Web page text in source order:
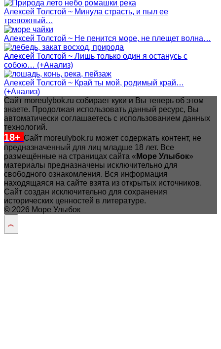
Алексей Толстой ~ Минула страсть, и пыл ее
тревожный…
Алексей Толстой ~ Не пенится море, не плещет волна…
Алексей Толстой ~ Лишь только один я останусь с
собою… (+Анализ)
Алексей Толстой ~ Край ты мой, родимый край…
(+Анализ)
Сайт moreulybok.ru собирает куки и Вы теперь об этом
знаете. Продолжая использовать данный ресурс, Вы
автоматически соглашаетесь с использованием данных
технологий.
18+ Сайт moreulybok.ru может содержать контент, не
предназначенный для лиц младше 18 лет. Все
размещённые на страницах сайта « Море Улыбок»
материалы предназначены исключительно для
свободного ознакомления. Вся информация
находящаяся на сайте взята из открытых источников.
Сайт создан исключительно для сохранения
исторических ценностей в литературе.
© 2026 Море Улыбок